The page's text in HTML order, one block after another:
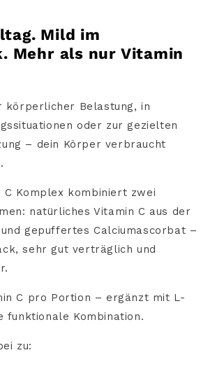
Mild im
Mehr als nur Vitamin
körperlicher Belastung,in
oder zurgezielten
– dein Körper verbraucht
C Komplex kombiniert zwei
natürlichesVitaminC aus der
undgepuffertesCalciumascorbat –
sehrgut verträglichund
C pro Portion –ergänzt mit L-
funktionale Kombination.
zu: